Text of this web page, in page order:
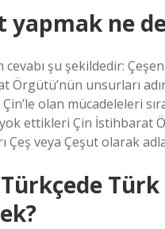
yapmak ne
şu şekildedir:
Örgütü’nün unsurları
olan mücadeleleri
yok ettikleri Çin İstihbarat
Çeş veya Çeşut olarak
Türk